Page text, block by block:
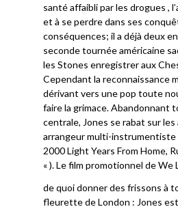
santé affaibli par les drogues ,
et à se perdre dans ses
conséquences; il a déjà deux
seconde tournée américaine
les Stones enregistrer aux
Cependant la reconnaissance
dérivant vers une pop toute
faire la grimace.
centrale, Jones se rabat sur
arrangeur multi-instrumentiste
2000 Light Years From Home,
« ). Le film promotionnel de We
de quoi donner des frissons à
fleurette de London : Jones